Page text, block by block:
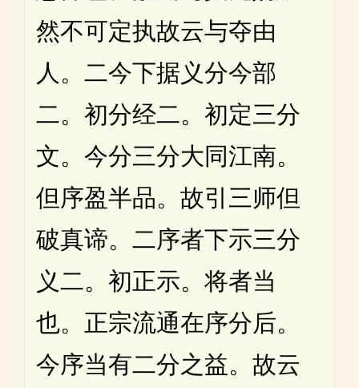
然不可定执故云与夺由
人。二今下据义分今部
二。初分经二。初定三分
文。今分三分大同江南。
但序盈半品。故引三师但
破真谛。二序者下示三分
义二。初正示。将者当
也。正宗流通在序分后。
今序当有二分之益。故云